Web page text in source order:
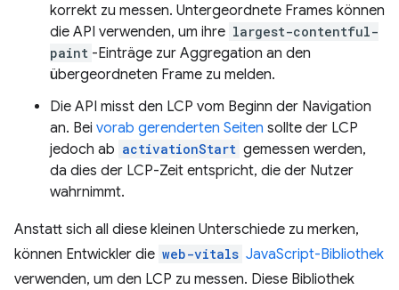
korrekt zu messen. Untergeordnete Frames können
die API verwenden, um ihre largest-contentful-
paint -Einträge zur Aggregation an den
übergeordneten Frame zu melden.
Die API misst den LCP vom Beginn der Navigation
an. Bei vorab gerenderten Seiten sollte der LCP
jedoch ab activationStart gemessen werden,
da dies der LCP-Zeit entspricht, die der Nutzer
wahrnimmt.
Anstatt sich all diese kleinen Unterschiede zu merken,
können Entwickler die web-vitals JavaScript-Bibliothek
verwenden, um den LCP zu messen. Diese Bibliothek